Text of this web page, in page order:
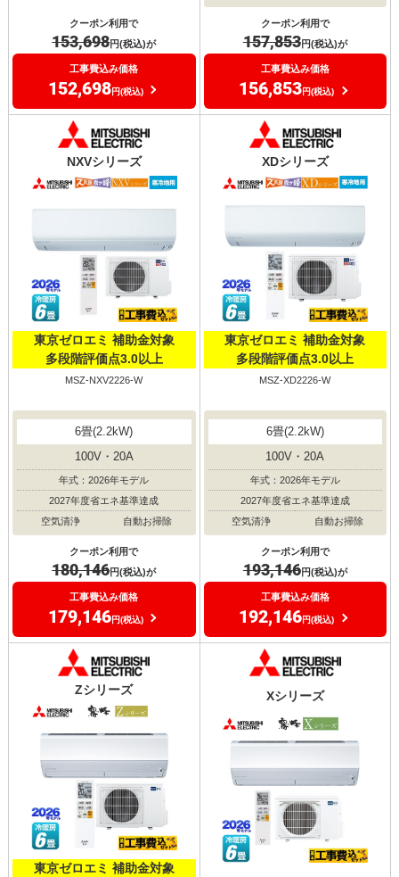
クーポン利用で
153,698円(税込)が
工事費込み価格
152,698円(税込)
クーポン利用で
157,853円(税込)が
工事費込み価格
156,853円(税込)
NXVシリーズ
東京ゼロエミ 補助金対象
多段階評価点3.0以上
MSZ-NXV2226-W
6畳(2.2kW)
100V・20A
年式：2026年モデル
2027年度省エネ基準達成
空気清浄
自動お掃除
クーポン利用で
180,146円(税込)が
工事費込み価格
179,146円(税込)
XDシリーズ
東京ゼロエミ 補助金対象
多段階評価点3.0以上
MSZ-XD2226-W
6畳(2.2kW)
100V・20A
年式：2026年モデル
2027年度省エネ基準達成
空気清浄
自動お掃除
クーポン利用で
193,146円(税込)が
工事費込み価格
192,146円(税込)
Zシリーズ
東京ゼロエミ 補助金対象
Xシリーズ